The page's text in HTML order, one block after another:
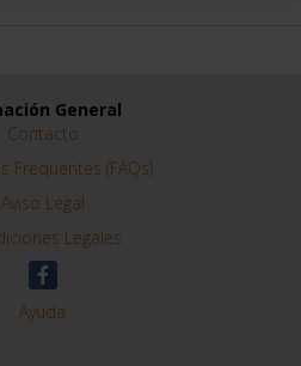
General
Contacto
Frequentes (FAQs)
Aviso Legal
Legales
Ayuda